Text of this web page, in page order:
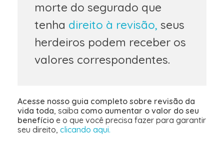
morte do segurado que
tenha direito à revisão, seus
herdeiros podem receber os
valores correspondentes.
Acesse nosso guia completo sobre revisão da
vida toda, saiba como aumentar o valor do seu
benefício e o que você precisa fazer para garantir
seu direito, clicando aqui.